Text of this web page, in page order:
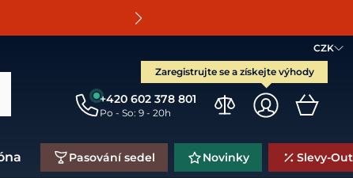
CZK
Zaregistrujte se a získejte výhody
+420 602 378 801
Po - So: 9 - 20h
Pasování sedel Novinky Slevy-